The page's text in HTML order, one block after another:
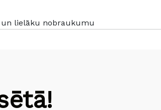
lielāku nobraukumu